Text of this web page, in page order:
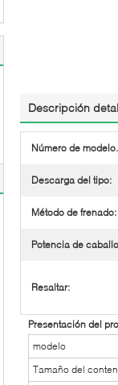
Descripción
Número de
Descarga del tipo:
Método de frenado:
Potencia de
Resaltar:
Presentación del
modelo
Tamaño del